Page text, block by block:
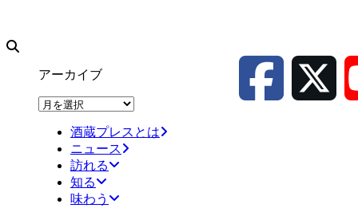
アーカイブ
ア
酒蔵プレスとは
ニュース
訪れる
知る
味わう